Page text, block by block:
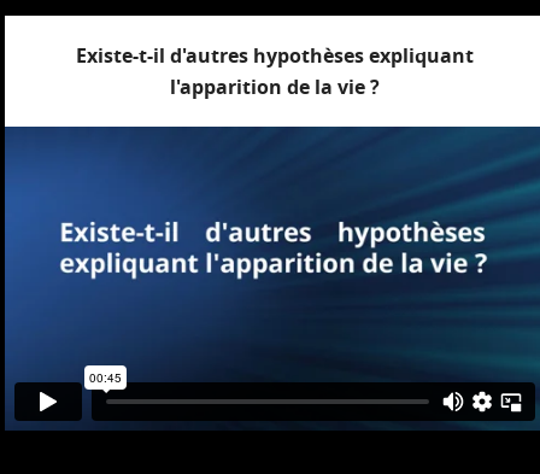
Existe-t-il d'autres hypothèses expliquant
l'apparition de la vie ?